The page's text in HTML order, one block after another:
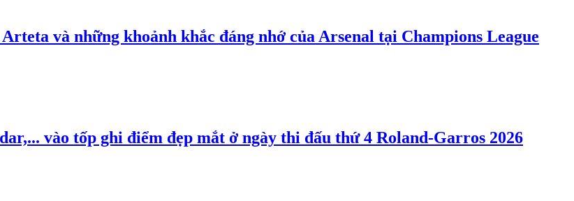
và những khoảnh khắc đáng nhớ của Arsenal tại Champions League
vào tốp ghi điểm đẹp mắt ở ngày thi đấu thứ 4 Roland-Garros 2026